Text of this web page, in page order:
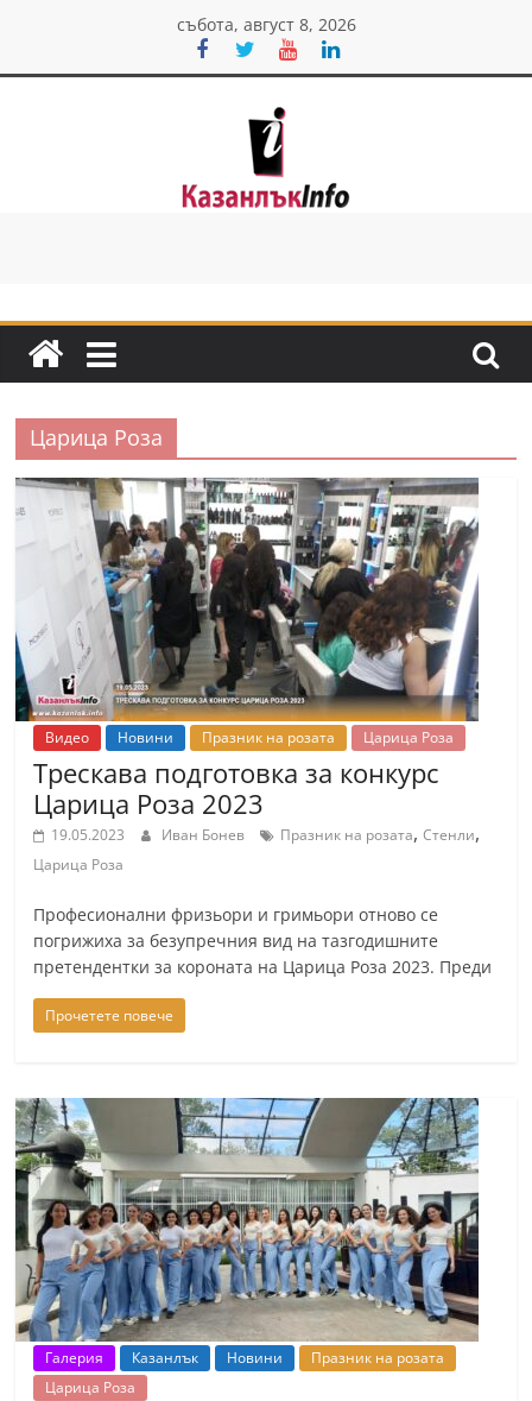
content
събота, август 8, 2026
Казанлък
Н
в
и
н
и
о
т
К
а
з
а
н
л
ъ
к
б
л
с
р
а
З
а
г
о
р
Царица Роза
Видео Новини Празник на розата Царица Роза
Трескава подготовка за конкурс
Царица Роза 2023
19.05.2023 Иван Бонев Празник на розата,Стенли,
Царица Роза
Професионални фризьори и гримьори отново се
погрижиха за безупречния вид на тазгодишните
претендентки за короната на Царица Роза 2023. Преди
Прочетете повече
Галерия Казанлък Новини
Празник на розата
Царица Роза